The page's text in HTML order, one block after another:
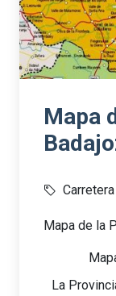
Mapa
Carretera
Mapa de la
La